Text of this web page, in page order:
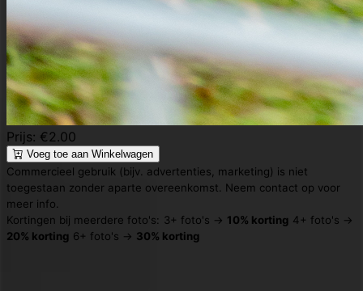
Prijs: €2.00
Voeg toe aan Winkelwagen
Commercieel gebruik (bijv. advertenties, marketing) is niet
toegestaan zonder aparte overeenkomst. Neem contact op voor
meer info.
Kortingen bij meerdere foto's: 3+ foto's → 10% korting 4+ foto's →
20% korting 6+ foto's → 30% korting